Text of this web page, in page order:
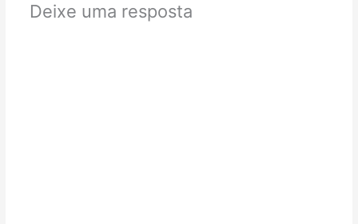
Deixe uma resposta